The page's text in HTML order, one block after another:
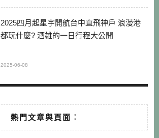
2025四月起星宇開航台中直飛神戶 浪漫港
都玩什麼? 酒雄的一日行程大公開
2025-06-08
熱門文章與頁面︰